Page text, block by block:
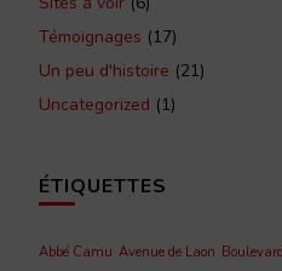
Témoignages (17)
Un peu d'histoire (21)
Uncategorized (1)
ÉTIQUETTES
Abbé Camu Avenue de Laon